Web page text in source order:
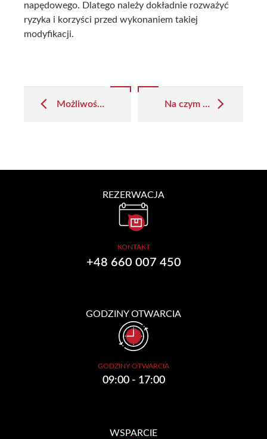
napędowego. Dlatego należy dokładnie rozważyć
ryzyka i korzyści przed wykonaniem takiej
modyfikacji.
navigation
Możliwości tuningowe przy ręcznej skrzyni biegów Na czym polega pop & bangs i w jakich samochodach ma zastosowanie?
REZERWACJA
KONTAKT
+48 660 007 450
GODZINY OTWARCIA
GODZINY OTWARCIA
09:00 - 17:00
WSPARCIE